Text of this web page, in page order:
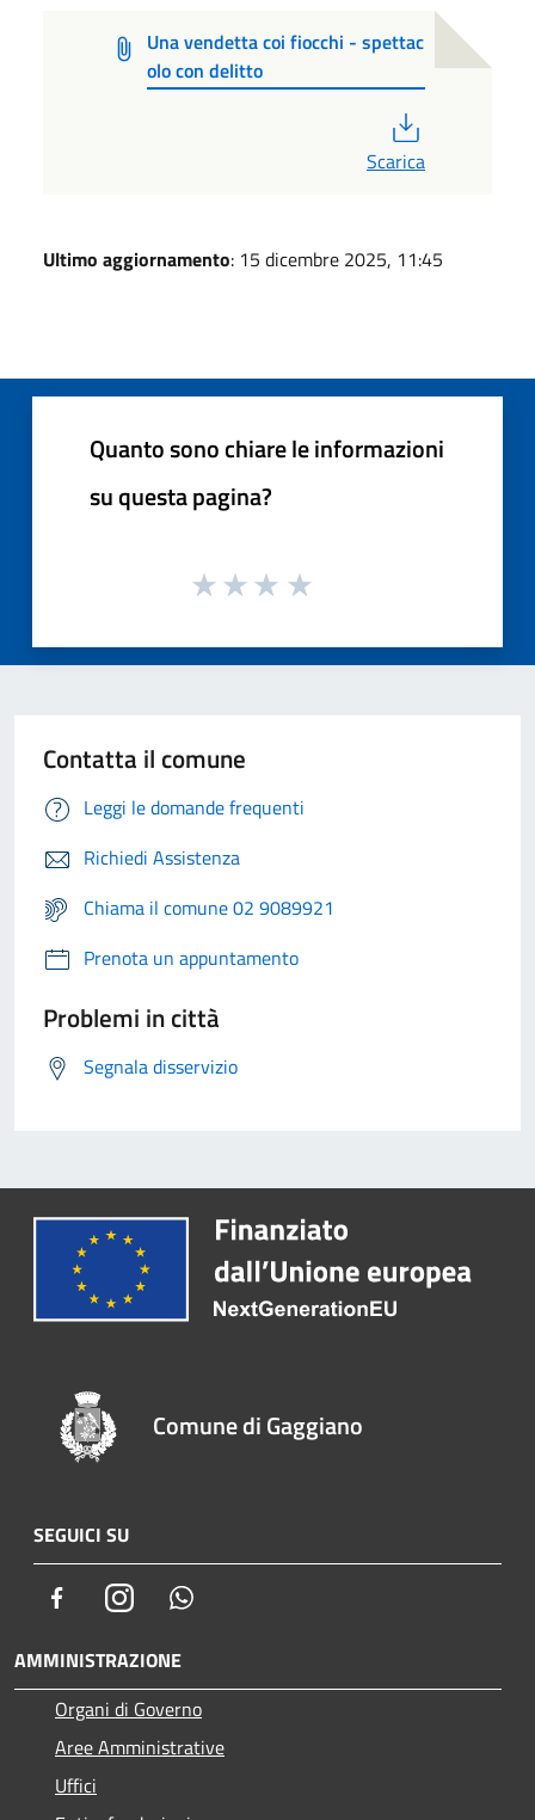
Una vendetta coi fiocchi - spettac
olo con delitto
Scarica
Ultimo aggiornamento: 15 dicembre 2025, 11:45
Quanto sono chiare le informazioni
su questa pagina?
Contatta il comune
Leggi le domande frequenti
Richiedi Assistenza
Chiama il comune 02 9089921
Prenota un appuntamento
Problemi in città
Segnala disservizio
Comune di Gaggiano
SEGUICI SU
FacebookInstagram
AMMINISTRAZIONE
Organi di Governo
Aree Amministrative
Uffici